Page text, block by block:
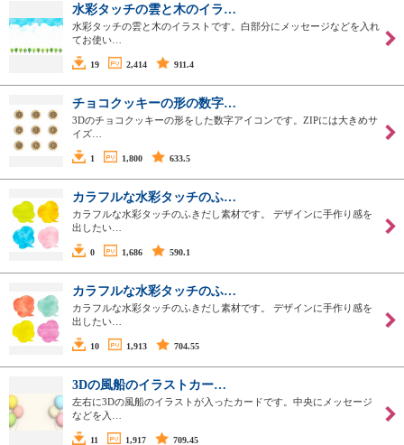
水彩タッチの雲と木のイラ…
水彩タッチの雲と木のイラストです。白部分にメッセージなどを入れ
てお使い…
19 2,414 911.4
チョコクッキーの形の数字…
3Dのチョコクッキーの形をした数字アイコンです。ZIPには大きめサ
イズ…
1 1,800 633.5
カラフルな水彩タッチのふ…
カラフルな水彩タッチのふきだし素材です。 デザインに手作り感を
出したい…
0 1,686 590.1
カラフルな水彩タッチのふ…
カラフルな水彩タッチのふきだし素材です。 デザインに手作り感を
出したい…
10 1,913 704.55
3Dの風船のイラストカー…
左右に3Dの風船のイラストが入ったカードです。中央にメッセージ
などを入…
11 1,917 709.45